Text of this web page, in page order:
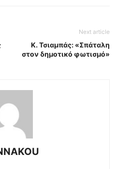
Next article
Κ. Τσιαμπάς: «Σπάταλη
στον δημοτικό φωτισμό»